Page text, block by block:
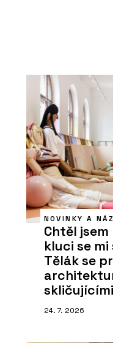
NOVINKY A
Chtěl
kluci se
Tělák se
24. 7. 2026